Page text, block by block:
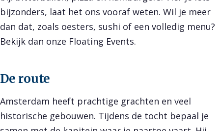
bijzonders, laat het ons vooraf weten. Wil je meer
dan dat, zoals oesters, sushi of een volledig menu?
Bekijk dan onze Floating Events.
De route
Amsterdam heeft prachtige grachten en veel
historische gebouwen. Tijdens de tocht bepaal je